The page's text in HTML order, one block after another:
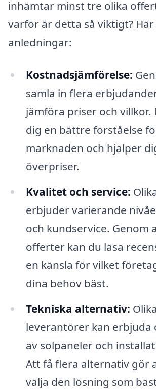
inhämtar minst tre olika
varför är detta så viktigt?
anledningar:
Kostnadsjämförelse:
samla in flera
jämföra priser och villkor.
dig en bättre förståelse
marknaden och hjälper
överpriser.
Kvalitet och service:
erbjuder varierande
och kundservice. Genom
offerter kan du läsa
en känsla för vilket
dina behov bäst.
Tekniska alternativ: Olika
leverantörer kan erbjuda
av solpaneler och
Att få flera alternativ gör
välja den lösning som